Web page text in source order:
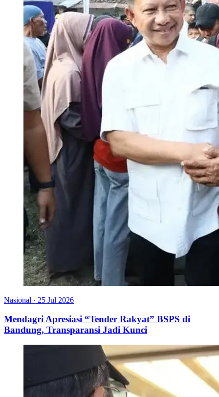
Nasional · 25 Jul 2026
Mendagri Apresiasi “Tender Rakyat” BSPS di
Bandung, Transparansi Jadi Kunci